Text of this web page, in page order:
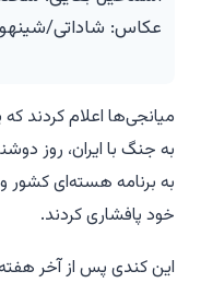
عکاس: شاداتی/
میانجی‌ها اعلام کردند
به جنگ با ایران، روز
به برنامه هسته‌ای کشور
خود پافشاری کردند.
این کندی پس از آخر